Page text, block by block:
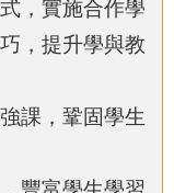
，實施合作學
，提升學與教
課，鞏固學生